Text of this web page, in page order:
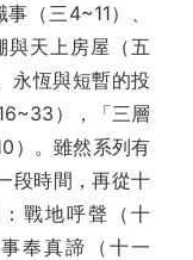
（三4~11）、
與天上房屋（五
永恆與短暫的投
），「三層
）。雖然系列有
段時間，再從十
戰地呼聲（十
奉真諦（十一